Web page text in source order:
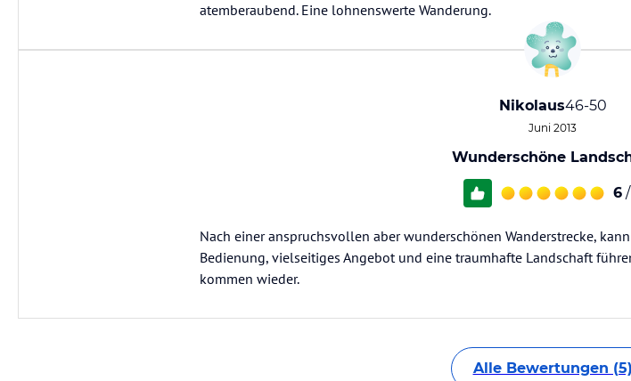
atemberaubend. Eine lohnenswerte Wanderung.
Nikolaus46-50
Juni 2013
Wunderschöne
6
Nach einer anspruchsvollen aber wunderschönen Wanderstrecke,
Bedienung, vielseitiges Angebot und eine traumhafte Landschaft
kommen wieder.
Alle Bewertungen (5)